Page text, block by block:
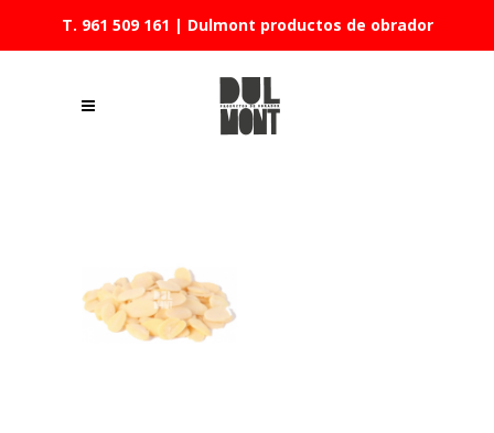
T. 961 509 161 | Dulmont productos de obrador